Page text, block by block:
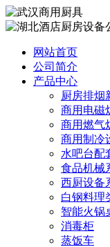
网站首页
公司简介
产品中心
厨房排烟
商用电磁
商用燃气
商用制冷
水吧台配
食品机械
西厨设备
白钢料理
智能火锅
消毒柜
蒸饭车